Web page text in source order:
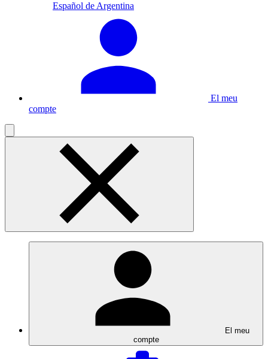
Español de Argentina
El meu
compte
El meu
compte